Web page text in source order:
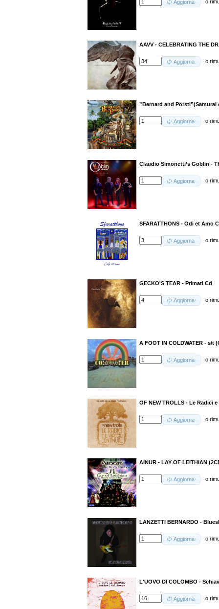
Aggiorna o
AAVV - CELEBRATING THE
Aggiorna o
”Bernard and Pörsti”(Samurai
Aggiorna o
Claudio Simonetti’s Goblin -
Aggiorna o
SFARATTHONS - Odi et Amo
Aggiorna o
GECKO'S TEAR - Primati Cd
Aggiorna o
A FOOT IN COLDWATER - s/t
Aggiorna o
OF NEW TROLLS - Le Radici
Aggiorna o
AINUR - LAY OF LEITHIAN
Aggiorna o
LANZETTI BERNARDO -
Aggiorna o
L'UOVO DI COLOMBO -
Aggiorna o